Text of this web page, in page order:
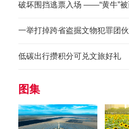
一举打掉跨省盗掘文物犯罪团伙
低碳出行攒积分可兑文旅好礼
图集